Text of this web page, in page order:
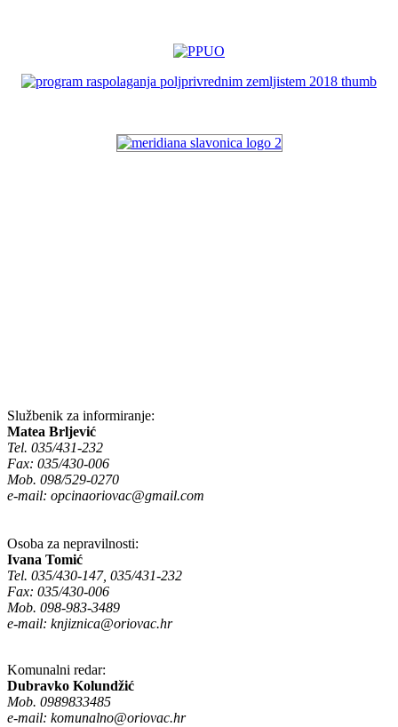
Službenik za informiranje:
Matea Brljević
Tel. 035/431-232
Fax: 035/430-006
Mob. 098/529-0270
e-mail: opcinaoriovac@gmail.com
Osoba za nepravilnosti:
Ivana Tomić
Tel. 035/430-147, 035/431-232
Fax: 035/430-006
Mob. 098-983-3489
e-mail: knjiznica@oriovac.hr
Komunalni redar:
Dubravko Kolundžić
Mob. 0989833485
e-mail: komunalno@oriovac.hr